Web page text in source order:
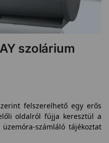
szolárium
felszerelhető egy erős
oldalról fújja keresztül a
számláló tájékoztat